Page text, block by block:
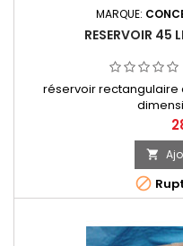
MARQUE:
RESERVOIR 45
réservoir rectangulaire

